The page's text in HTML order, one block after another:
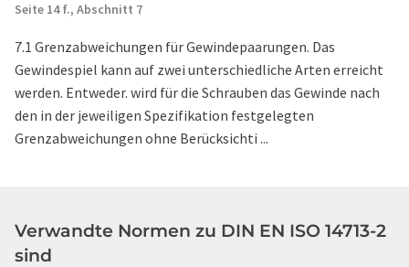
Seite 14 f., Abschnitt 7
7.1 Grenzabweichungen für Gewindepaarungen. Das
Gewindespiel kann auf zwei unterschiedliche Arten erreicht
werden. Entweder. wird für die Schrauben das Gewinde nach
den in der jeweiligen Spezifikation festgelegten
Grenzabweichungen ohne Berücksichti ...
Verwandte Normen zu DIN EN ISO 14713-2
sind